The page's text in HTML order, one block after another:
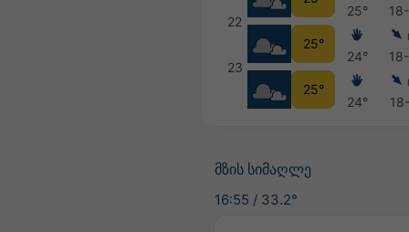
22
23
25°
25°
25°
24°
24°
მზის სიმაღლე
16:55 / 33.2°